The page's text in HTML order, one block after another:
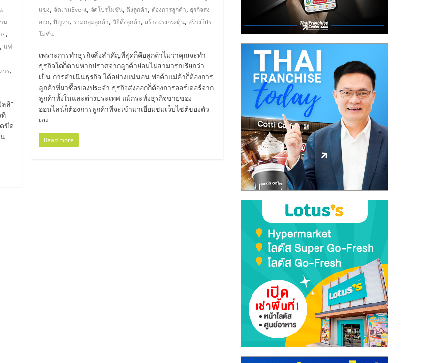
น
ย,
, แฟ
าร,
ลิ”
ที
ขีด
น
แข่ง, จัดงานEvent, จัดโปรโมชั่น, ดึงลูกค้า, ต้องการลูกค้า, ธุรกิจส่ง
ออก,ปัญหา, รวมกลุ่มลูกค้า,วิธีดึงลูกค้า, สร้างแรงกระตุ้น, สร้างโปร
โมชั่น
เพราะการทำธุรกิจสิ่งสำคัญที่สุดก็คือลูกค้าไม่ว่าคุณจะทำ
ธุรกิจใดก็ตามหากปราศจากลูกค้าย่อมไม่สามารถเรียกว่า
เป็น การดำเนินธุรกิจ ได้อย่างแน่นอน พ่อค้าแม่ค้าก็ต้องการ
ลูกค้าที่มาซื้อของประจำ ธุรกิจส่งออกก็ต้องการออร์เดอร์จาก
ลูกค้าทั้งในและต่างประเทศ แม้กระทั่งธุรกิจขายของ
ออนไลน์ก็ต้องการลูกค้าที่จะเข้ามาเยี่ยมชมเว็บไซต์ของตัว
เอง
Read more